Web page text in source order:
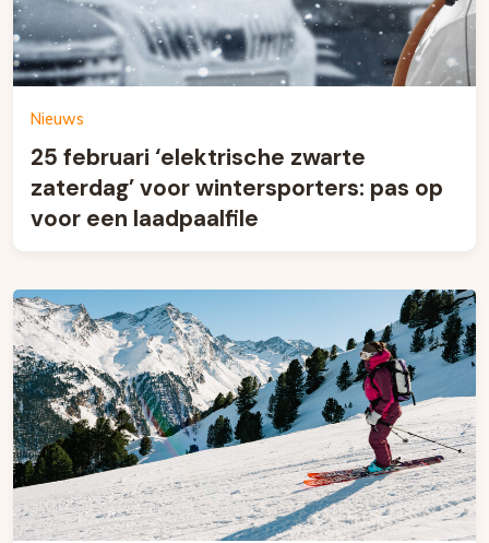
Nieuws
25 februari ‘elektrische zwarte
zaterdag’ voor wintersporters: pas op
voor een laadpaalfile